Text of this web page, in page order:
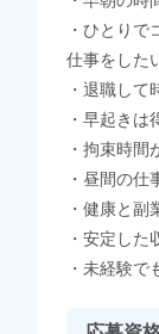
・ひとり
仕事をした
・退職して
・早起きは
・拘束時
・昼間の
・健康と副
・安定した
・未経験で